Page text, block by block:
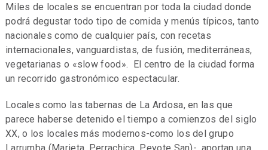
Miles de locales se encuentran por toda la ciudad donde
podrá degustar todo tipo de comida y menús típicos, tanto
nacionales como de cualquier país, con recetas
internacionales, vanguardistas, de fusión, mediterráneas,
vegetarianas o «slow food». El centro de la ciudad forma
un recorrido gastronómico espectacular.
Locales como las tabernas de La Ardosa, en las que
parece haberse detenido el tiempo a comienzos del siglo
XX, o los locales más modernos-como los del grupo
Larrumba (Marieta, Perrachica, Peyote San)-, aportan una